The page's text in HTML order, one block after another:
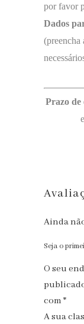
por favor
Dados
(preencha
Prazo de
Ainda
Seja o
O seu
com *
A sua